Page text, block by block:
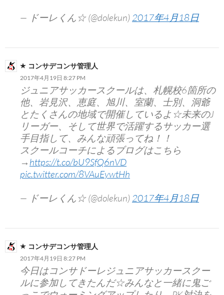
— ドーレくん☆ (@dolekun) 2017年4月18日
コンサデコンサ管理人
2017年4月19日 8:27 PM
ジュニアサッカースクールは、札幌校6箇所の
他、岩見沢、恵庭、旭川、室蘭、士別、洞爺
とたくさんの地域で開催しているよ☆未来のJ
リーガー、そして世界で活躍するサッカー選
手目指して、みんな頑張ってね！！
スクールコーチによるブログはこちら
→ https://t.co/bU9SfQ6nVD
pic.twitter.com/8VAuEywtHh
— ドーレくん☆ (@dolekun) 2017年4月18日
コンサデコンサ管理人
2017年4月19日 8:27 PM
今日はコンサドーレジュニアサッカースクー
ルに参加してきたんだ☆みんなと一緒に鬼ご